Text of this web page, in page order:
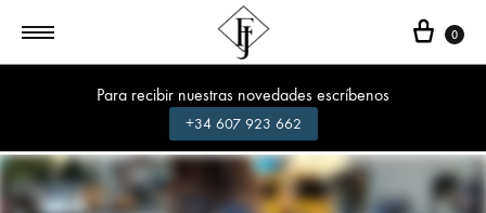
Para recibir nuestras novedades escríbenos
+34 607 923 662
Cesta
0